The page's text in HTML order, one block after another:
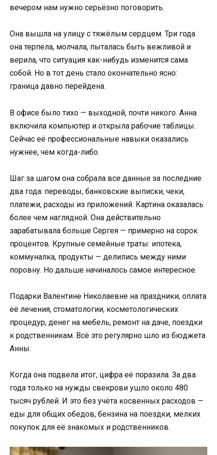
вечером нам нужно серьёзно поговорить.
Она вышла на улицу с тяжёлым сердцем. Три года
она терпела, молчала, пыталась быть вежливой и
верила, что ситуация как-нибудь изменится сама
собой. Но в тот день стало окончательно ясно:
граница давно перейдена.
В офисе было тихо — выходной, почти никого. Анна
включила компьютер и открыла рабочие таблицы.
Сейчас её профессиональные навыки оказались
нужнее, чем когда-либо.
Шаг за шагом она собрала все данные за последние
два года: переводы, банковские выписки, чеки,
платежи, расходы из приложений. Картина оказалась
более чем наглядной. Она действительно
зарабатывала больше Сергея — примерно на сорок
процентов. Крупные семейные траты: ипотека,
коммуналка, продукты — делились между ними
поровну. Но дальше начиналось самое интересное.
Подарки Валентине Николаевне на праздники, оплата
её лечения, стоматологии, косметологических
процедур, денег на мебель, ремонт на даче, поездки
к родственникам. Всё это регулярно шло из бюджета
Анны.
Когда она подвела итог, цифра её поразила. За два
года только на нужды свекрови ушло около 480
тысяч рублей. И это без учёта косвенных расходов —
еды для общих обедов, бензина на поездки, мелких
покупок для её знакомых и родственников.